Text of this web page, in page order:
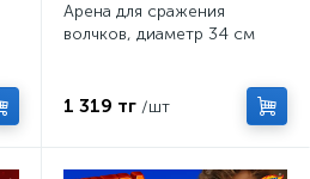
Арена для сражения
волчков, диаметр 34 см
1 319 тг /шт